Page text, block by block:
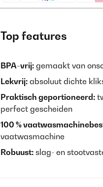
Top features
BPA-vrij: gemaakt van
Lekvrij: absoluut dichte
Praktisch geportioneerd:
perfect gescheiden
100 %
vaatwasmachine
Robuust: slag- en